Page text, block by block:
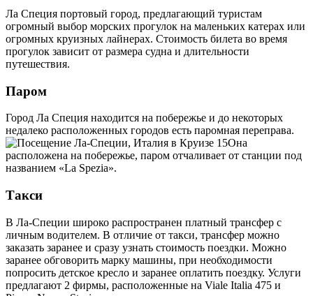
Ла Специя портовый город, предлагающий туристам
огромный выбор морских прогулок на маленьких катерах или
огромных круизных лайнерах. Стоимость билета во время
прогулок зависит от размера судна и длительности
путешествия.
Паром
Город Ла Специя находится на побережье и до некоторых
недалеко расположенных городов есть паромная переправа.
Она
расположена на побережье, паром отчаливает от станции под
названием «La Spezia».
Такси
В Ла-Специи широко распространен платный трансфер с
личным водителем. В отличие от такси, трансфер можно
заказать заранее и сразу узнать стоимость поездки. Можно
заранее обговорить марку машины, при необходимости
попросить детское кресло и заранее оплатить поездку. Услуги
предлагают 2 фирмы, расположенные на Viale Italia 475 и